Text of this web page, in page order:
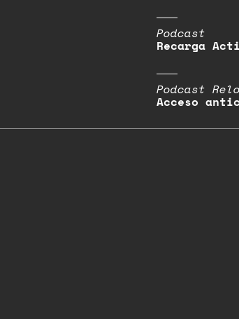
Podcast
Recarga
Podcast
Acceso